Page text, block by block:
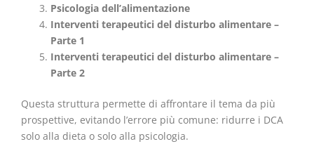
Psicologia dell’alimentazione
Interventi terapeutici del disturbo alimentare –
Parte 1
Interventi terapeutici del disturbo alimentare –
Parte 2
Questa struttura permette di affrontare il tema da più
prospettive, evitando l’errore più comune: ridurre i DCA
solo alla dieta o solo alla psicologia.